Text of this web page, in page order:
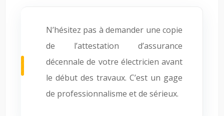
N’hésitez pas à demander une copie
de l’attestation d’assurance
décennale de votre électricien avant
le début des travaux. C’est un gage
de professionnalisme et de sérieux.